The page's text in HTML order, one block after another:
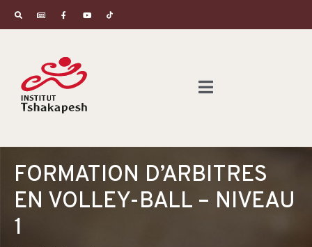
FORMATION D’ARBITRES
EN VOLLEY-BALL – NIVEAU
1